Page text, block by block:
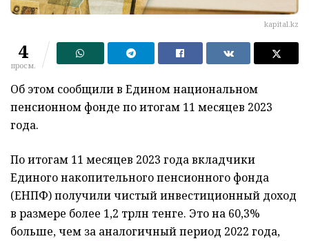
kapital.kz
4
просм.
Об этом сообщили в Едином национальном
пенсионном фонде по итогам 11 месяцев 2023
года.
По итогам 11 месяцев 2023 года вкладчики
Единого накопительного пенсионного фонда
(ЕНПФ) получили чистый инвестиционный доход
в размере более 1,2 трлн тенге. Это на 60,3%
больше, чем за аналогичный период 2022 года,